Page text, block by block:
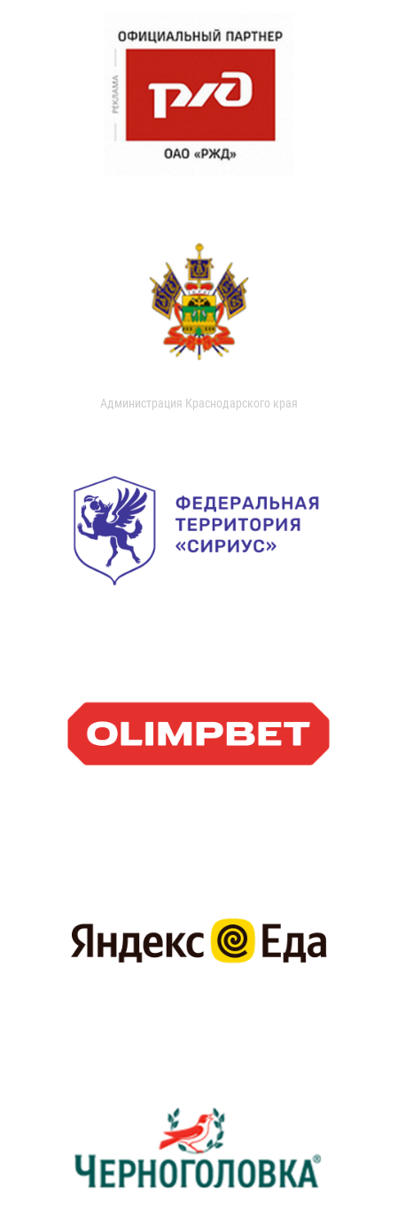
Администрация Краснодарского края